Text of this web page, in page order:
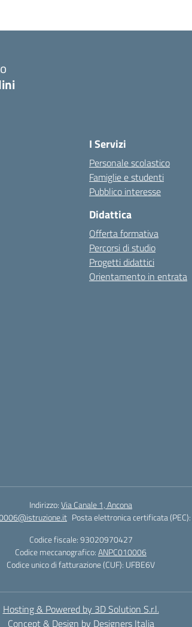
I Servizi
Personale scolastico
Famiglie e studenti
Pubblico interesse
Didattica
Offerta formativa
Percorsi di studio
Progetti didattici
Orientamento in entrata
Indirizzo:Via Canale 1, Ancona
Posta elettronica certificata (PEC):
Codice fiscale: 93020970427
Codice meccanografico:ANPC010006
Codice unico di fatturazione (CUF): UFBE6V
Hosting & Powered by 3D Solution S.r.l.
Concept & Design by Designers Italia